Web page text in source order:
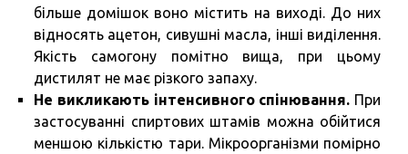
більше домішок воно містить на виході. До них
відносять ацетон, сивушні масла, інші виділення.
Якість самогону помітно вища, при цьому
дистилят не має різкого запаху.
Не викликають інтенсивного спінювання. При
застосуванні спиртових штамів можна обійтися
меншою кількістю тари. Мікроорганізми помірно